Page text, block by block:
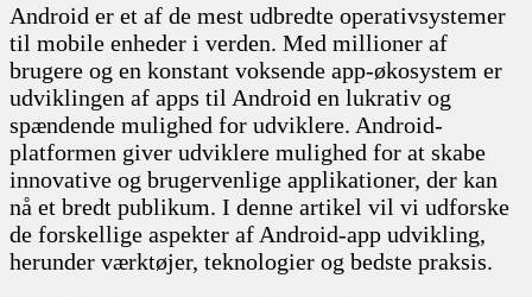
Android er et af de mest udbredte operativsystemer
til mobile enheder i verden. Med millioner af
brugere og en konstant voksende app-økosystem er
udviklingen af apps til Android en lukrativ og
spændende mulighed for udviklere. Android-
platformen giver udviklere mulighed for at skabe
innovative og brugervenlige applikationer, der kan
nå et bredt publikum. I denne artikel vil vi udforske
de forskellige aspekter af Android-app udvikling,
herunder værktøjer, teknologier og bedste praksis.